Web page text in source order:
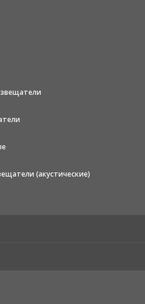
(акустические)